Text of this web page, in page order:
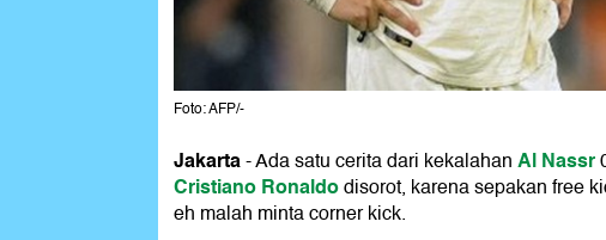
Foto: AFP/-
Jakarta-Ada satu cerita dari kekalahanAl Nassr
Cristiano Ronaldodisorot, karena sepakan free
eh malah minta corner kick.